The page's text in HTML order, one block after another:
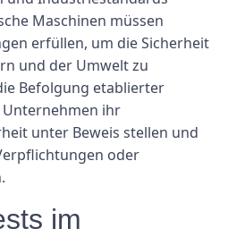
Maschinen müssen
erfüllen, um die Sicherheit
und der Umwelt zu
Befolgung etablierter
ihr
unter Beweis stellen und
oder
im